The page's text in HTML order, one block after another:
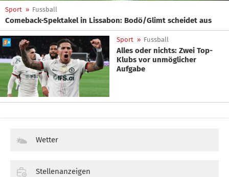
Sport » Fussball
Comeback-Spektakel in Lissabon: Bodö/Glimt scheidet aus
Sport » Fussball
Alles oder nichts: Zwei Top-
Klubs vor unmöglicher
Aufgabe
Wetter
Stellenanzeigen